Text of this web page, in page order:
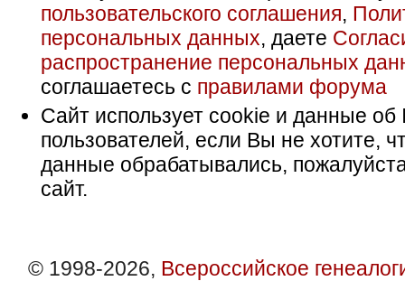
пользовательского соглашения,
персональных данных, даете
распространение персональных
соглашаетесь с правилами форума
Сайт использует cookie и данные об
пользователей, если Вы не хотите,
данные обрабатывались,
сайт.
© 1998-2026, Всероссийское